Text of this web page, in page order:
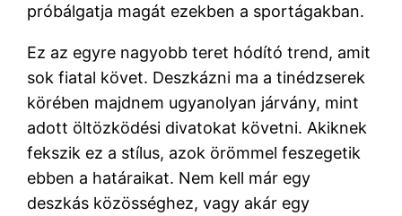
próbálgatja magát ezekben a sportágakban.
Ez az egyre nagyobb teret hódító trend, amit
sok fiatal követ. Deszkázni ma a tinédzserek
körében majdnem ugyanolyan járvány, mint
adott öltözködési divatokat követni. Akiknek
fekszik ez a stílus, azok örömmel feszegetik
ebben a határaikat. Nem kell már egy
deszkás közösséghez, vagy akár egy